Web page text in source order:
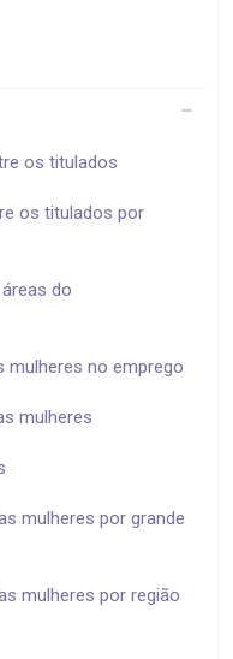
os titulados
os titulados por
do
mulheres no emprego
mulheres
mulheres por grande
mulheres por região